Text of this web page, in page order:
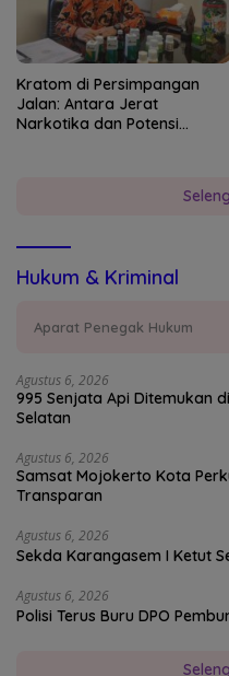
Kratom di Persimpangan
Jalan: Antara Jerat
Narkotika dan Potensi
Hukum & Kriminal
Aparat Penegak Hukum
Agustus 6, 2026
995 Senjata Api Ditemukan
Selatan
Agustus 6, 2026
Samsat Mojokerto Kota
Transparan
Agustus 6, 2026
Sekda Karangasem I Ketut
Agustus 6, 2026
Polisi Terus Buru DPO